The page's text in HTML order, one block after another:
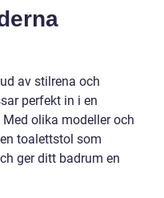
av stilrena och
perfekt in i en
olika modeller och
toalettstol som
ger ditt badrum en